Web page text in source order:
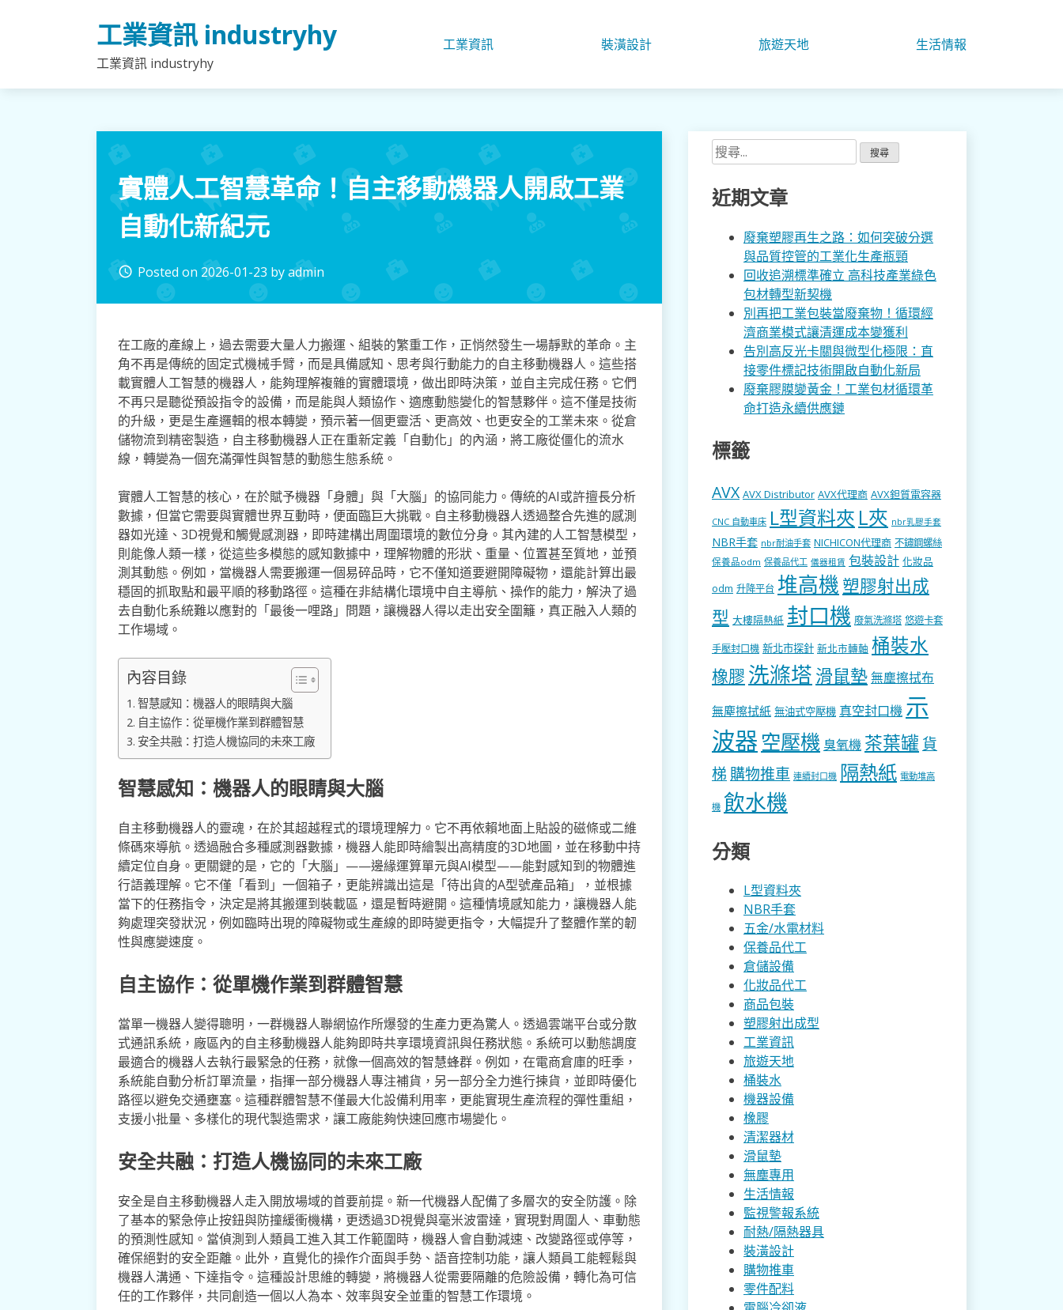
工業資訊 industryhy
工業資訊 industryhy
工業資訊 裝潢設計 旅遊天地 生活情報
實體人工智慧革命！自主移動機器人開啟工業
自動化新紀元
access_time Posted on2026-01-23 byadmin
在工廠的產線上，過去需要大量人力搬運、組裝的繁重工作，正悄然發生一場靜默的革命。主
角不再是傳統的固定式機械手臂，而是具備感知、思考與行動能力的自主移動機器人。這些搭
載實體人工智慧的機器人，能夠理解複雜的實體環境，做出即時決策，並自主完成任務。它們
不再只是聽從預設指令的設備，而是能與人類協作、適應動態變化的智慧夥伴。這不僅是技術
的升級，更是生產邏輯的根本轉變，預示著一個更靈活、更高效、也更安全的工業未來。從倉
儲物流到精密製造，自主移動機器人正在重新定義「自動化」的內涵，將工廠從僵化的流水
線，轉變為一個充滿彈性與智慧的動態生態系統。
實體人工智慧的核心，在於賦予機器「身體」與「大腦」的協同能力。傳統的AI或許擅長分析
數據，但當它需要與實體世界互動時，便面臨巨大挑戰。自主移動機器人透過整合先進的感測
器如光達、3D視覺和觸覺感測器，即時建構出周圍環境的數位分身。其內建的人工智慧模型，
則能像人類一樣，從這些多模態的感知數據中，理解物體的形狀、重量、位置甚至質地，並預
測其動態。例如，當機器人需要搬運一個易碎品時，它不僅知道要避開障礙物，還能計算出最
穩固的抓取點和最平順的移動路徑。這種在非結構化環境中自主導航、操作的能力，解決了過
去自動化系統難以應對的「最後一哩路」問題，讓機器人得以走出安全圍籬，真正融入人類的
工作場域。
內容目錄
智慧感知：機器人的眼睛與大腦
自主協作：從單機作業到群體智慧
安全共融：打造人機協同的未來工廠
智慧感知：機器人的眼睛與大腦
自主移動機器人的靈魂，在於其超越程式的環境理解力。它不再依賴地面上貼設的磁條或二維
條碼來導航。透過融合多種感測器數據，機器人能即時繪製出高精度的3D地圖，並在移動中持
續定位自身。更關鍵的是，它的「大腦」——邊緣運算單元與AI模型——能對感知到的物體進
行語義理解。它不僅「看到」一個箱子，更能辨識出這是「待出貨的A型號產品箱」，並根據
當下的任務指令，決定是將其搬運到裝載區，還是暫時避開。這種情境感知能力，讓機器人能
夠處理突發狀況，例如臨時出現的障礙物或生產線的即時變更指令，大幅提升了整體作業的韌
性與應變速度。
自主協作：從單機作業到群體智慧
當單一機器人變得聰明，一群機器人聯網協作所爆發的生產力更為驚人。透過雲端平台或分散
式通訊系統，廠區內的自主移動機器人能夠即時共享環境資訊與任務狀態。系統可以動態調度
最適合的機器人去執行最緊急的任務，就像一個高效的智慧蜂群。例如，在電商倉庫的旺季，
系統能自動分析訂單流量，指揮一部分機器人專注補貨，另一部分全力進行揀貨，並即時優化
路徑以避免交通壅塞。這種群體智慧不僅最大化設備利用率，更能實現生產流程的彈性重組，
支援小批量、多樣化的現代製造需求，讓工廠能夠快速回應市場變化。
安全共融：打造人機協同的未來工廠
安全是自主移動機器人走入開放場域的首要前提。新一代機器人配備了多層次的安全防護。除
了基本的緊急停止按鈕與防撞緩衝機構，更透過3D視覺與毫米波雷達，實現對周圍人、車動態
的預測性感知。當偵測到人類員工進入其工作範圍時，機器人會自動減速、改變路徑或停等，
確保絕對的安全距離。此外，直覺化的操作介面與手勢、語音控制功能，讓人類員工能輕鬆與
機器人溝通、下達指令。這種設計思維的轉變，將機器人從需要隔離的危險設備，轉化為可信
任的工作夥伴，共同創造一個以人為本、效率與安全並重的智慧工作環境。
搜
尋
關
鍵
近期文章
廢棄塑膠再生之路：如何突破分選
與品質控管的工業化生產瓶頸
回收追溯標準確立 高科技產業綠色
包材轉型新契機
別再把工業包裝當廢棄物！循環經
濟商業模式讓清運成本變獲利
告別高反光卡關與微型化極限：直
接零件標記技術開啟自動化新局
廢棄膠膜變黃金！工業包材循環革
命打造永續供應鏈
標籤
AVX AVX Distributor AVX代理商 AVX鉭質電容器
CNC 自動車床 L型資料夾 L夾 nbr乳膠手套
NBR手套 nbr耐油手套 NICHICON代理商 不鏽鋼螺絲
保養品odm 保養品代工 儀器租賃 包裝設計 化妝品
odm 升降平台 堆高機 塑膠射出成
型 大樓隔熱紙 封口機 廢氣洗滌塔 悠遊卡套
手壓封口機 新北市探針 新北市轉軸 桶裝水
橡膠 洗滌塔 滑鼠墊無塵擦拭布
無塵擦拭紙 無油式空壓機 真空封口機 示
波器 空壓機 臭氧機 茶葉罐 貨
梯 購物推車 連續封口機 隔熱紙 電動堆高
機 飲水機
分類
L型資料夾
NBR手套
五金/水電材料
保養品代工
倉儲設備
化妝品代工
商品包裝
塑膠射出成型
工業資訊
旅遊天地
桶裝水
機器設備
橡膠
清潔器材
滑鼠墊
無塵專用
生活情報
監視警報系統
耐熱/隔熱器具
裝潢設計
購物推車
零件配料